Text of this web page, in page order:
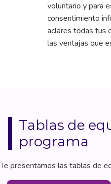
voluntario y para
consentimiento
aclares todas tus
las ventajas que
Tablas de
programa
Te presentamos las tablas de